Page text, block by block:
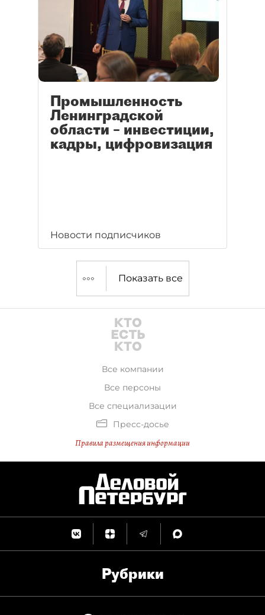
Промышленность
Ленинградской
области – инвестиции,
кадры, цифровизация
Новости подписчиков
Показать все
Все компании
Все персоны
Все специализации
Пресс-досье
Правила размещения информации
Рубрики